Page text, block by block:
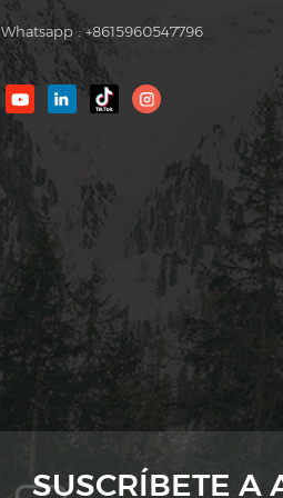
Whatsapp :+8615960547796
SUSCRÍBETE